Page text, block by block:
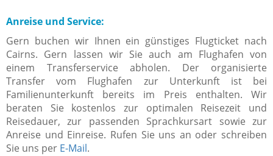
Anreise und Service:
Gern buchen wir Ihnen ein günstiges Flugticket nach
Cairns. Gern lassen wir Sie auch am Flughafen von
einem Transferservice abholen. Der organisierte
Transfer vom Flughafen zur Unterkunft ist bei
Familienunterkunft bereits im Preis enthalten. Wir
beraten Sie kostenlos zur optimalen Reisezeit und
Reisedauer, zur passenden Sprachkursart sowie zur
Anreise und Einreise. Rufen Sie uns an oder schreiben
Sie uns per E-Mail.